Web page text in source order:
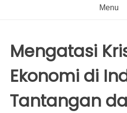
Menu
Mengatasi
Ekonomi di
Tantangan